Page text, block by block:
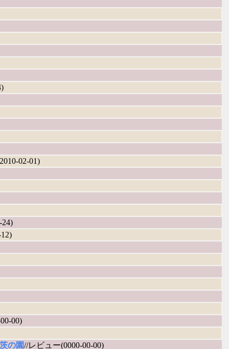
02-01)
24)
00)
茨の園//レビュー(0000-00-00)